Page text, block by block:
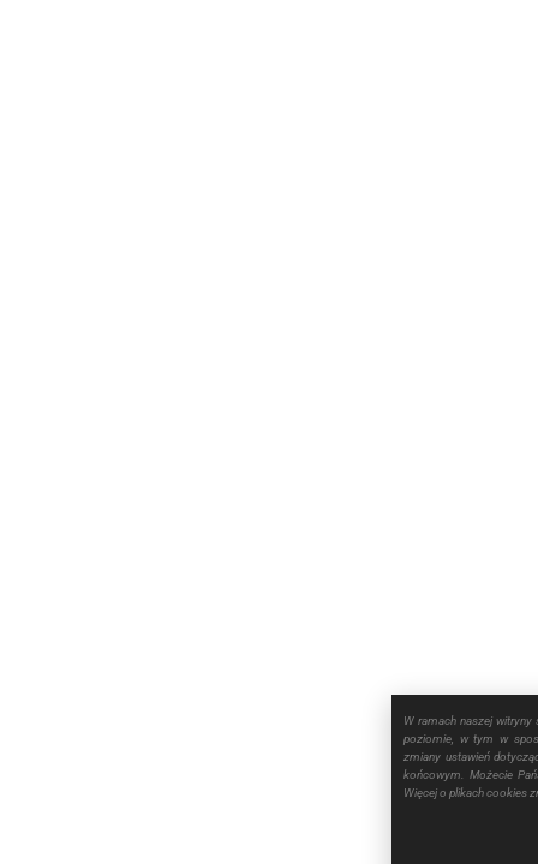
W ramach naszej witryny
poziomie, w tym w
zmiany ustawień
końcowym. Możecie
Więcej o plikach cookies